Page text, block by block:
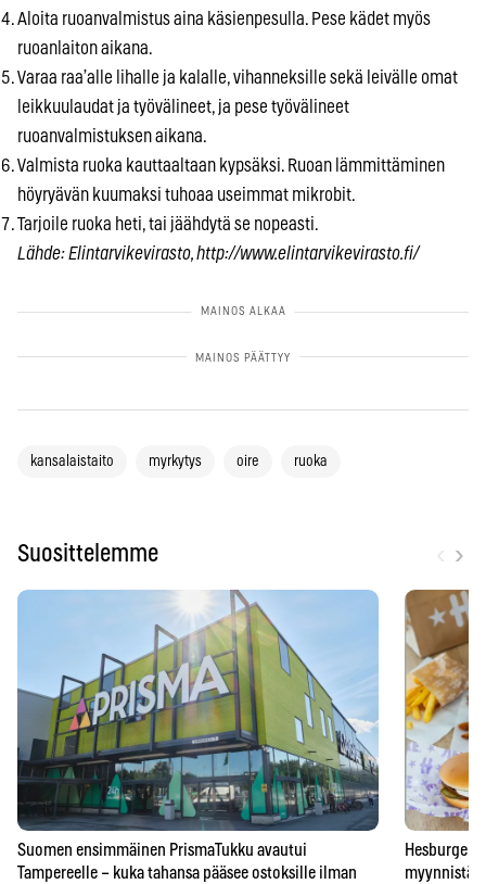
Aloita ruoanvalmistus aina käsienpesulla. Pese kädet myös
ruoanlaiton aikana.
Varaa raa’alle lihalle ja kalalle, vihanneksille sekä leivälle omat
leikkuulaudat ja työvälineet, ja pese työvälineet
ruoanvalmistuksen aikana.
Valmista ruoka kauttaaltaan kypsäksi. Ruoan lämmittäminen
höyryävän kuumaksi tuhoaa useimmat mikrobit.
Tarjoile ruoka heti, tai jäähdytä se nopeasti.
Lähde: Elintarvikevirasto, http://www.elintarvikevirasto.fi/
kansalaistaito myrkytys oire ruoka
Suosittelemme ›
Suomen ensimmäinen PrismaTukku avautui
Tampereelle – kuka tahansa pääsee ostoksille ilman
myynnistä